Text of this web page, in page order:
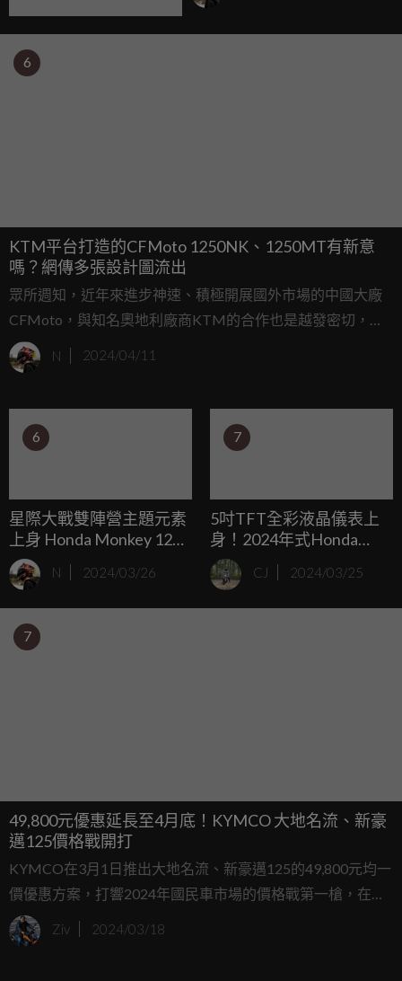
6
KTM平台打造的CFMoto 1250NK、1250MT有新意
嗎？網傳多張設計圖流出
眾所週知，近年來進步神速、積極開展國外市場的中國大廠
CFMoto，與知名奧地利廠商KTM的合作也是越發密切，許
多採用KTM平台打造的雙生車也就應運而生，目前計劃推
出、源自KTM最豪華的1290(1390)車系打造的CFMoto
圖流出，似乎正在準備與大家見面。
N 2024/04/11
6
星際大戰雙陣營主題元素
上身 Honda Monkey 125
STAR WARS限量發售
N 2024/03/26
7
5吋TFT全彩液晶儀表上
身！2024年式Honda
CB125R歐洲市場登場
CJ 2024/03/25
7
49,800元優惠延長至4月底！KYMCO 大地名流、新豪
邁125價格戰開打
KYMCO在3月1日推出大地名流、新豪邁125的49,800元均一
價優惠方案，打響2024年國民車市場的價格戰第一槍，在兩
款車型優惠方案的帶動下，自3月1日以來，KYMCO的市占
率已經攀升到31.6%，成長了7.1%，可見優惠策略效果顯
Ziv 2024/03/18